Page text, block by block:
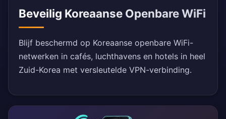
Beveilig Koreaanse Openbare WiFi
Blijf beschermd op Koreaanse openbare WiFi-
netwerken in cafés, luchthavens en hotels in heel
Zuid-Korea met versleutelde VPN-verbinding.